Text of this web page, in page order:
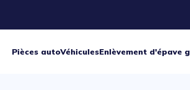
Pièces autoVéhiculesEnlèvement d'épave